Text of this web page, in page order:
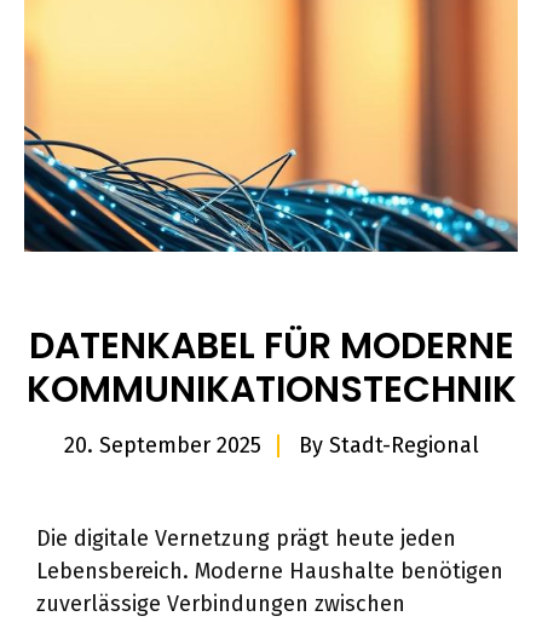
DATENKABEL FÜR MODERNE
KOMMUNIKATIONSTECHNIK
20. September 2025 By Stadt-Regional
Die digitale Vernetzung prägt heute jeden
Lebensbereich. Moderne Haushalte benötigen
zuverlässige Verbindungen zwischen